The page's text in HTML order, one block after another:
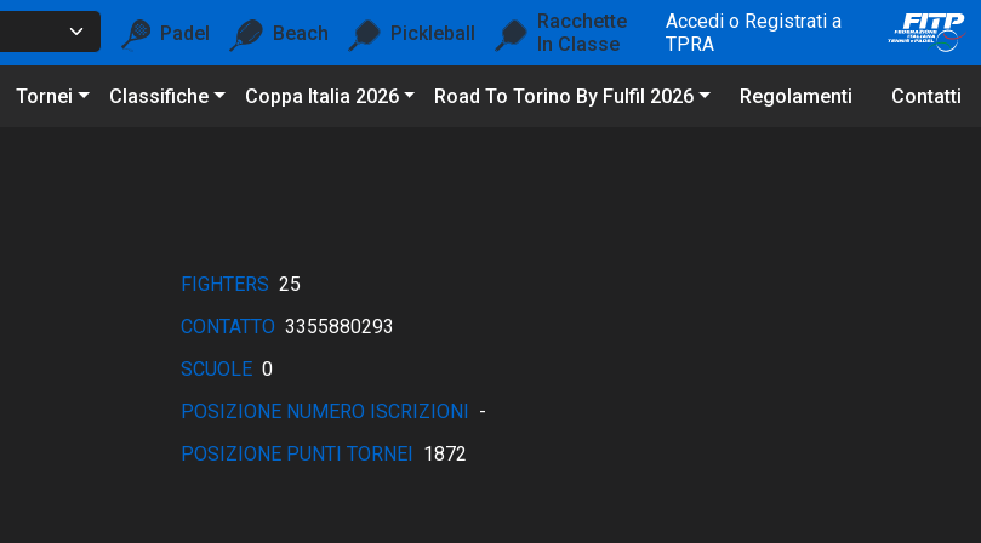
Padel Beach Pickleball
Racchette
In Classe
Accedi o Registrati a
TPRA
Tornei Classifiche Coppa Italia 2026 Road To Torino By Fulfil 2026 Regolamenti Contatti
FIGHTERS 25
CONTATTO 3355880293
SCUOLE 0
POSIZIONE NUMERO ISCRIZIONI -
POSIZIONE PUNTI TORNEI 1872